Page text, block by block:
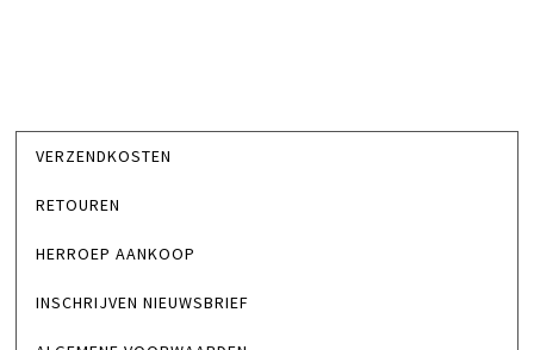
VERZENDKOSTEN
RETOUREN
HERROEP AANKOOP
INSCHRIJVEN NIEUWSBRIEF